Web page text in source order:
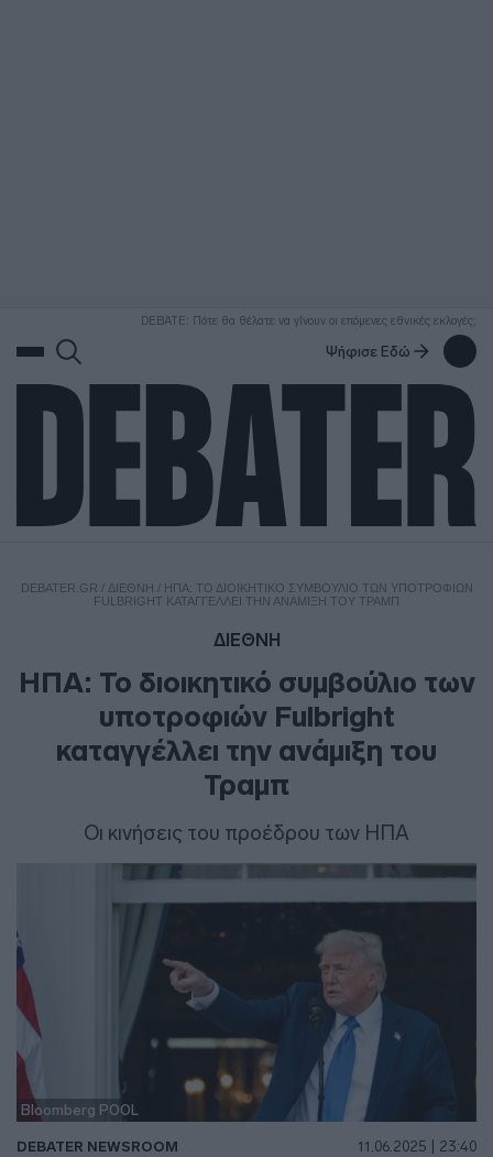
DEBATE: Πότε θα θέλατε να γίνουν οι επόμενες εθνικές εκλογές;
Ψήφισε Εδώ
DEBATER.GR / ΔΙΕΘΝΗ / ΗΠΑ: ΤΟ ΔΙΟΙΚΗΤΙΚΌ ΣΥΜΒΟΎΛΙΟ ΤΩΝ ΥΠΟΤΡΟΦΙΏΝ
FULBRIGHT ΚΑΤΑΓΓΈΛΛΕΙ ΤΗΝ ΑΝΆΜΙΞΗ ΤΟΥ ΤΡΑΜΠ
ΔΙΕΘΝΗ
ΗΠΑ: Το διοικητικό συμβούλιο των
υποτροφιών Fulbright
καταγγέλλει την ανάμιξη του
Τραμπ
Οι κινήσεις του προέδρου των ΗΠΑ
Bloomberg POOL
DEBATER NEWSROOM 11.06.2025 | 23:40